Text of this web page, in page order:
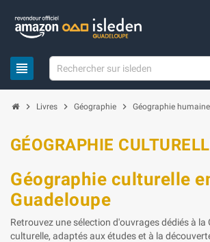
view_headline
chevron_right Livres chevron_right Géographie chevron_right Géographie
GÉOGRAPHIE
Géographie culturelle
Guadeloupe
Retrouvez une sélection d'ouvrages dédiés à la
culturelle, adaptés aux études et à la